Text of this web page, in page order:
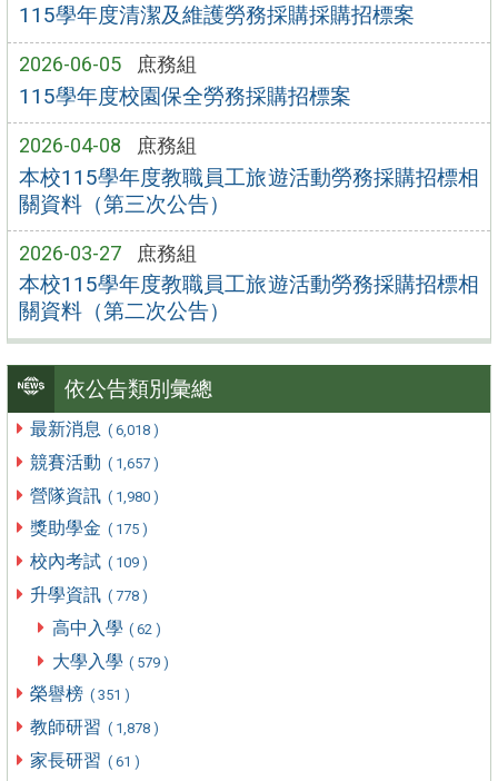
115學年度清潔及維護勞務採購採購招標案
2026-06-05 庶務組
115學年度校園保全勞務採購招標案
2026-04-08 庶務組
本校115學年度教職員工旅遊活動勞務採購招標相
關資料（第三次公告）
2026-03-27 庶務組
本校115學年度教職員工旅遊活動勞務採購招標相
關資料（第二次公告）
依公告類別彙總
最新消息 ( 6,018 )
競賽活動 ( 1,657 )
營隊資訊 ( 1,980 )
獎助學金 ( 175 )
校內考試 ( 109 )
升學資訊 ( 778 )
高中入學 ( 62 )
大學入學 ( 579 )
榮譽榜 ( 351 )
教師研習 ( 1,878 )
家長研習 ( 61 )